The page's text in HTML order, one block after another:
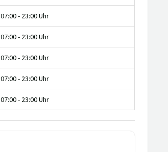
07:00 - 23:00 Uhr
07:00 - 23:00 Uhr
07:00 - 23:00 Uhr
07:00 - 23:00 Uhr
07:00 - 23:00 Uhr